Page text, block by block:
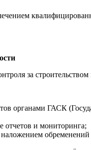
за
органами ГАСК
отчетов и мониторинга;
обременений